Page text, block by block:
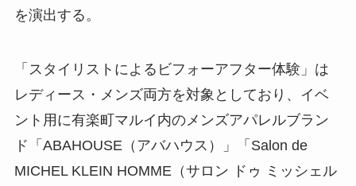
を演出する。
「スタイリストによるビフォーアフター体験」は
レディース・メンズ両方を対象としており、イベ
ント用に有楽町マルイ内のメンズアパレルブラン
ド「ABAHOUSE（アバハウス）」「Salon de
MICHEL KLEIN HOMME（サロン ドゥ ミッシェル